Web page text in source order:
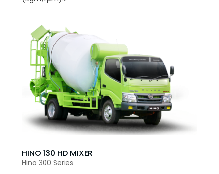
HINO 130 HD MIXER
Hino 300 Series